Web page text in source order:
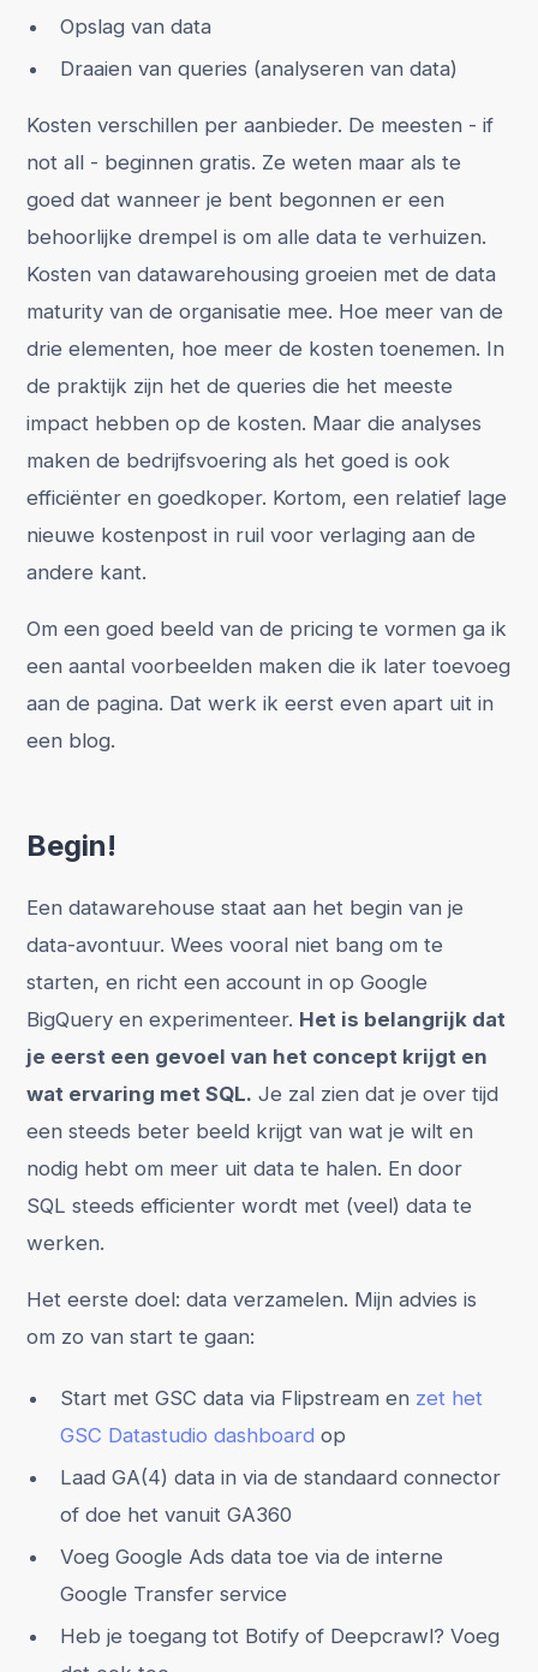
Opslag van data
Draaien van queries (analyseren van data)
Kosten verschillen per aanbieder. De meesten - if
not all - beginnen gratis. Ze weten maar als te
goed dat wanneer je bent begonnen er een
behoorlijke drempel is om alle data te verhuizen.
Kosten van datawarehousing groeien met de data
maturity van de organisatie mee. Hoe meer van de
drie elementen, hoe meer de kosten toenemen. In
de praktijk zijn het de queries die het meeste
impact hebben op de kosten. Maar die analyses
maken de bedrijfsvoering als het goed is ook
efficiënter en goedkoper. Kortom, een relatief lage
nieuwe kostenpost in ruil voor verlaging aan de
andere kant.
Om een goed beeld van de pricing te vormen ga ik
een aantal voorbeelden maken die ik later toevoeg
aan de pagina. Dat werk ik eerst even apart uit in
een blog.
Begin!
Een datawarehouse staat aan het begin van je
data-avontuur. Wees vooral niet bang om te
starten, en richt een account in op Google
BigQuery en experimenteer. Het is belangrijk dat
je eerst een gevoel van het concept krijgt en
wat ervaring met SQL. Je zal zien dat je over tijd
een steeds beter beeld krijgt van wat je wilt en
nodig hebt om meer uit data te halen. En door
SQL steeds efficienter wordt met (veel) data te
werken.
Het eerste doel: data verzamelen. Mijn advies is
om zo van start te gaan:
Start met GSC data via Flipstream en zet het
GSC Datastudio dashboard op
Laad GA(4) data in via de standaard connector
of doe het vanuit GA360
Voeg Google Ads data toe via de interne
Google Transfer service
Heb je toegang tot Botify of Deepcrawl? Voeg